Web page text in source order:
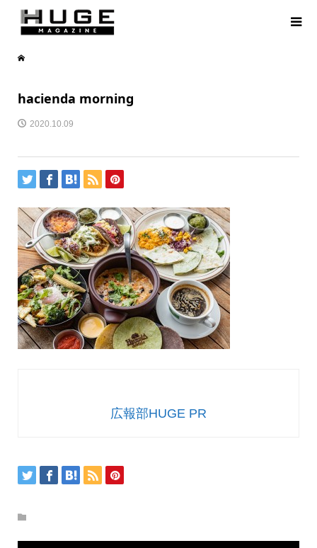
hacienda morning
2020.10.09
広報部HUGE PR